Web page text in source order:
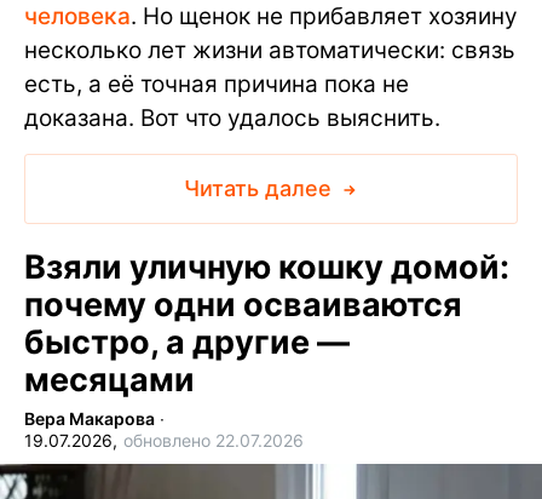
человека. Но щенок не прибавляет хозяину
несколько лет жизни автоматически: связь
есть, а её точная причина пока не
доказана. Вот что удалось выяснить.
Читать далее
Взяли уличную кошку домой:
почему одни осваиваются
быстро, а другие —
месяцами
Вера Макарова ∙
19.07.2026, обновлено 22.07.2026